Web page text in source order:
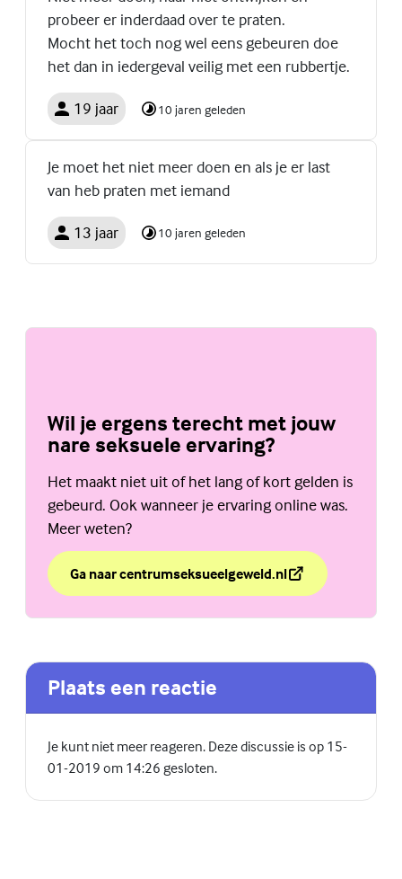
probeer er inderdaad over te praten.
Mocht het toch nog wel eens gebeuren doe
het dan in iedergeval veilig met een rubbertje.
19 jaar 10 jaren geleden
Je moet het niet meer doen en als je er last
van heb praten met iemand
13 jaar 10 jaren geleden
Wil je ergens terecht met jouw
nare seksuele ervaring?
Het maakt niet uit of het lang of kort gelden is
gebeurd. Ook wanneer je ervaring online was.
Meer weten?
Ga naar centrumseksueelgeweld.nl
over Wil je ergens terecht met jouw nare seksuele
(Externe link)
Plaats een reactie
Je kunt niet meer reageren. Deze discussie is op 15-
01-2019 om 14:26 gesloten.